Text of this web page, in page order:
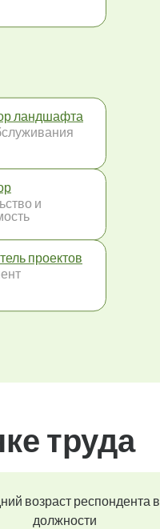
ландшафта
и
проектов
труда
возраст респондента в
должности